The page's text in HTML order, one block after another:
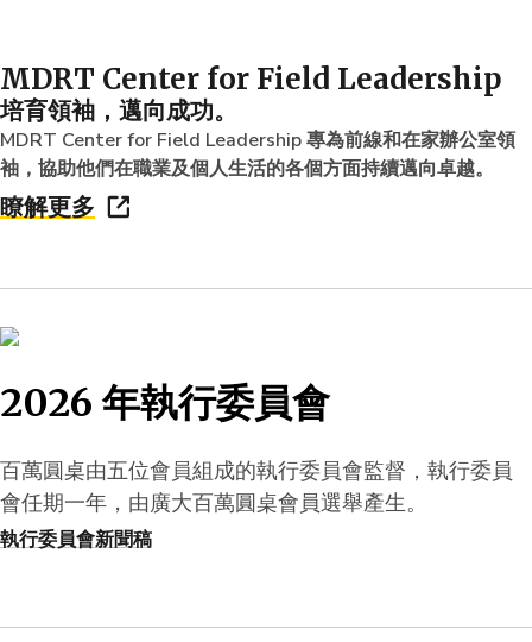
MDRT Center for Field Leadership
培育領袖，邁向成功。
MDRT Center for Field Leadership 專為前線和在家辦公室領
袖，協助他們在職業及個人生活的各個方面持續邁向卓越。
瞭解更多
2026 年執行委員會
百萬圓桌由五位會員組成的執行委員會監督，執行委員
會任期一年，由廣大百萬圓桌會員選舉產生。
執行委員會新聞稿